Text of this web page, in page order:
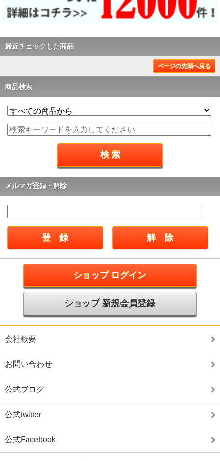
最近チェックした商品
ページの先頭へ戻る
商品検索
メルマガ登録・解除
ショップ ログイン
ショップ 新規会員登録
会社概要
お問い合わせ
公式ブログ
公式twitter
公式Facebook